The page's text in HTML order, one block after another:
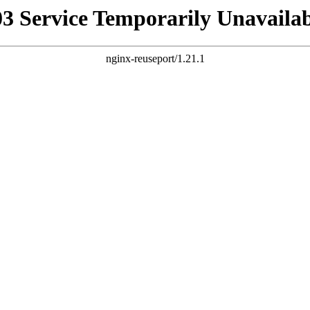
Service Temporarily
nginx-reuseport/1.21.1